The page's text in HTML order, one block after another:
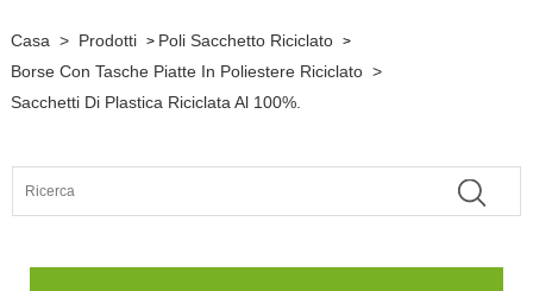
Casa > Prodotti > Poli Sacchetto Riciclato >
Borse Con Tasche Piatte In Poliestere Riciclato >
Sacchetti Di Plastica Riciclata Al 100%.